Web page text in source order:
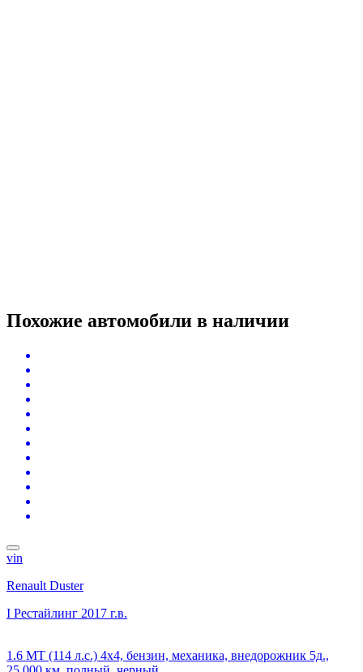
Похожие автомобили в наличии
vin
Renault Duster
I Рестайлинг 2017 г.в.
1.6 MT (114 л.с.) 4x4, бензин, механика, внедорожник 5д.,